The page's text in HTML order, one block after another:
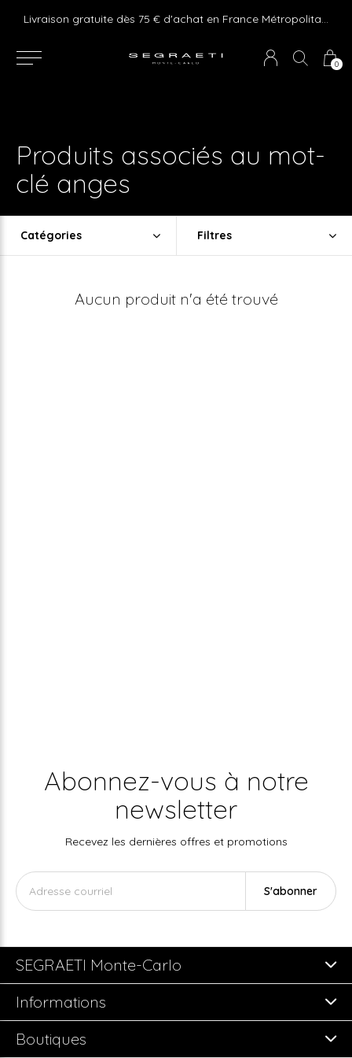
0
Livraison gratuite dès 75 € d'achat en France Métropolitaine et Monaco (hors mobilier)
Produits associés au mot-
clé anges
Catégories Filtres
Aucun produit n'a été trouvé
Abonnez-vous à notre
newsletter
Recevez les dernières offres et promotions
S'abonner
SEGRAETI Monte-Carlo
Informations
Boutiques